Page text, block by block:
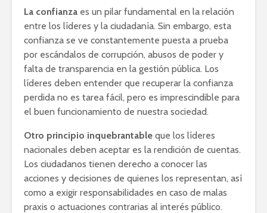
La confianza es un pilar fundamental en la relación
entre los líderes y la ciudadanía. Sin embargo, esta
confianza se ve constantemente puesta a prueba
por escándalos de corrupción, abusos de poder y
falta de transparencia en la gestión pública. Los
líderes deben entender que recuperar la confianza
perdida no es tarea fácil, pero es imprescindible para
el buen funcionamiento de nuestra sociedad.
Otro principio inquebrantable que los líderes
nacionales deben aceptar es la rendición de cuentas.
Los ciudadanos tienen derecho a conocer las
acciones y decisiones de quienes los representan, así
como a exigir responsabilidades en caso de malas
praxis o actuaciones contrarias al interés público.